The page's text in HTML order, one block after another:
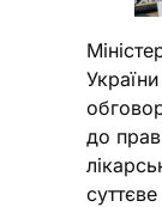
до